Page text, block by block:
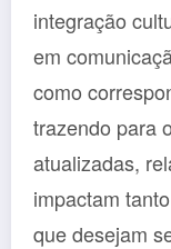
integração
em
como
trazendo para
atualizadas,
impactam
que desejam